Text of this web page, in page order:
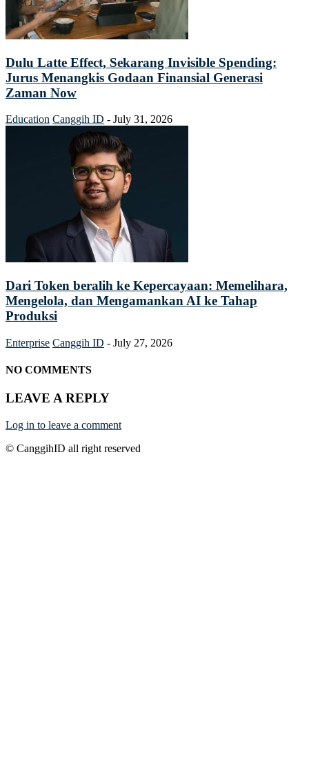
Dulu Latte Effect, Sekarang Invisible Spending:
Jurus Menangkis Godaan Finansial Generasi
Zaman Now
Education Canggih ID - July 31, 2026
Dari Token beralih ke Kepercayaan: Memelihara,
Mengelola, dan Mengamankan AI ke Tahap
Produksi
Enterprise Canggih ID - July 27, 2026
NO COMMENTS
LEAVE A REPLY
Log in to leave a comment
© CanggihID all right reserved